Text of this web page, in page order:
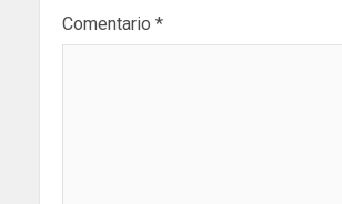
Comentario *